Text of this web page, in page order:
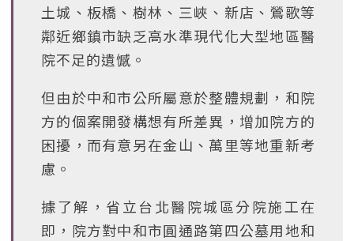
土城、板橋、樹林、三峽、新店、鶯歌等
鄰近鄉鎮市缺乏高水準現代化大型地區醫
院不足的遺憾。
但由於中和市公所屬意於整體規劃，和院
方的個案開發構想有所差異，增加院方的
困擾，而有意另在金山、萬里等地重新考
慮。
據了解，省立台北醫院城區分院施工在
即，院方對中和市圓通路第四公墓用地和